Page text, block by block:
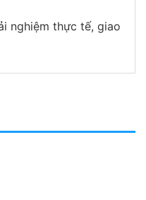
nghiệm thực tế, giao